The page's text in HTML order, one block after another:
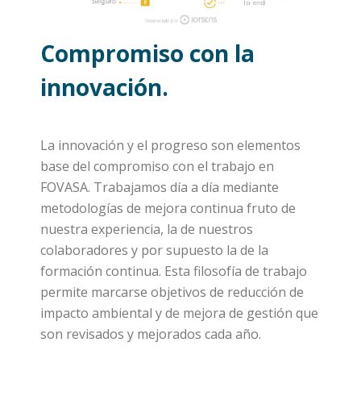
Compromiso con la
innovación.
La innovación y el progreso son elementos
base del compromiso con el trabajo en
FOVASA. Trabajamos día a día mediante
metodologías de mejora continua fruto de
nuestra experiencia, la de nuestros
colaboradores y por supuesto la de la
formación continua. Esta filosofía de trabajo
permite marcarse objetivos de reducción de
impacto ambiental y de mejora de gestión que
son revisados y mejorados cada año.